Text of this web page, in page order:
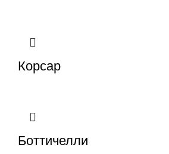
Корсар
Боттичелли